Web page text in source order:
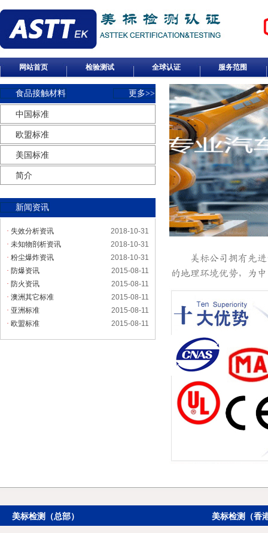
网站首页 检验测试 全球认证 服务范围
更多>>
食品接触材料
中国标准
欧盟标准
美国标准
简介
新闻资讯
2018-10-31
· 失效分析资讯
2018-10-31
· 未知物剖析资讯
2018-10-31
· 粉尘爆炸资讯
2015-08-11
· 防爆资讯
2015-08-11
· 防火资讯
2015-08-11
· 澳洲其它标准
2015-08-11
· 亚洲标准
2015-08-11
· 欧盟标准
美标检测（总部） 美标检测（香